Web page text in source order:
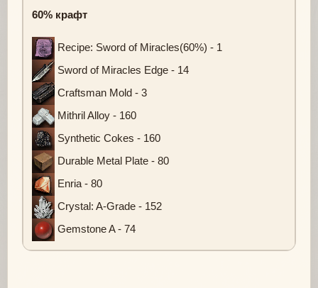
60% крафт
Recipe: Sword of Miracles(60%) - 1
Sword of Miracles Edge - 14
Craftsman Mold - 3
Mithril Alloy - 160
Synthetic Cokes - 160
Durable Metal Plate - 80
Enria - 80
Crystal: A-Grade - 152
Gemstone A - 74